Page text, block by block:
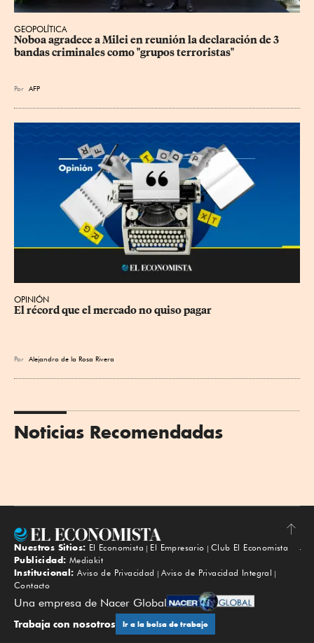
GEOPOLÍTICA
Noboa agradece a Milei en reunión la declaración de 3
bandas criminales como "grupos terroristas"
Por AFP
OPINIÓN
El récord que el mercado no quiso pagar
Por Alejandro de la Rosa Rivera
Noticias Recomendadas
Subir
Nuestros Sitios: El Economista El Empresario
Club El Economista
Publicidad: Mediakit
Institucional: Aviso de Privacidad
Aviso de Privacidad Integral
Contacto
Una empresa de Nacer Global
Trabaja con nosotros Ir a la bolsa de trabajo